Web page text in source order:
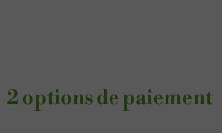
2 options de paiement